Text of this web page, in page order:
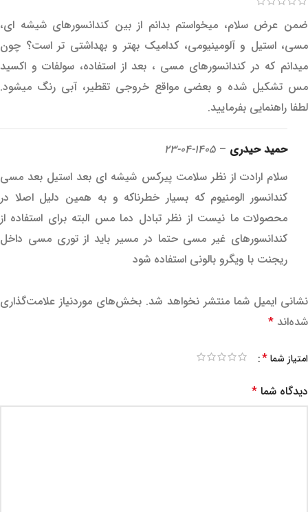
ضمن عرض سلام، میخواستم بدانم از بین کندانسورهای شیشه ای،
مسی، استیل و آلومینیومی، کدامیک بهتر و بهداشتی تر است؟ چون
میدانم که در کندانسورهای مسی ، بعد از استفاده، سولفات و اکسید
مس تشکیل شده و بعضی مواقع خروجی تقطیر، آبی رنگ میشود.
لطفا راهنمایی بفرمایید.
حمید حیدری –
1405-04-23
سلام ارادت از نظر سلامت پیرکس شیشه ای بعد استیل بعد مسی
کندانسور الومنیوم که بسیار خطرناکه و به همین دلیل اصلا در
محصولات ما نیست از نظر تبادل دما مس البته برای استفاده از
کندانسورهای غیر مسی حتما در مسیر باید از توری مسی داخل
ریجنت با ویگرو بالونی استفاده شود
نشانی ایمیل شما منتشر نخواهد شد. بخش‌های موردنیاز علامت‌گذاری
شده‌اند *
امتیاز شما*
دیدگاه شما *